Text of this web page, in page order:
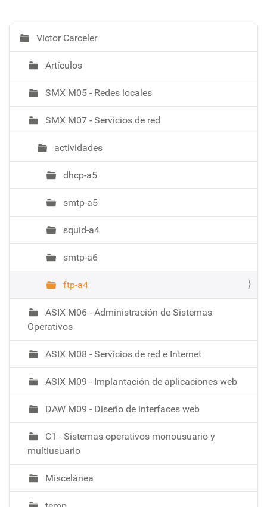
N
a
e
a
Victor Carceler
Artículos
SMX M05 - Redes locales
SMX M07 - Servicios de red
actividades
dhcp-a5
smtp-a5
squid-a4
smtp-a6
ftp-a4
ASIX M06 - Administración de Sistemas
Operativos
ASIX M08 - Servicios de red e Internet
ASIX M09 - Implantación de aplicaciones web
DAW M09 - Diseño de interfaces web
C1 - Sistemas operativos monousuario y
multiusuario
Miscelánea